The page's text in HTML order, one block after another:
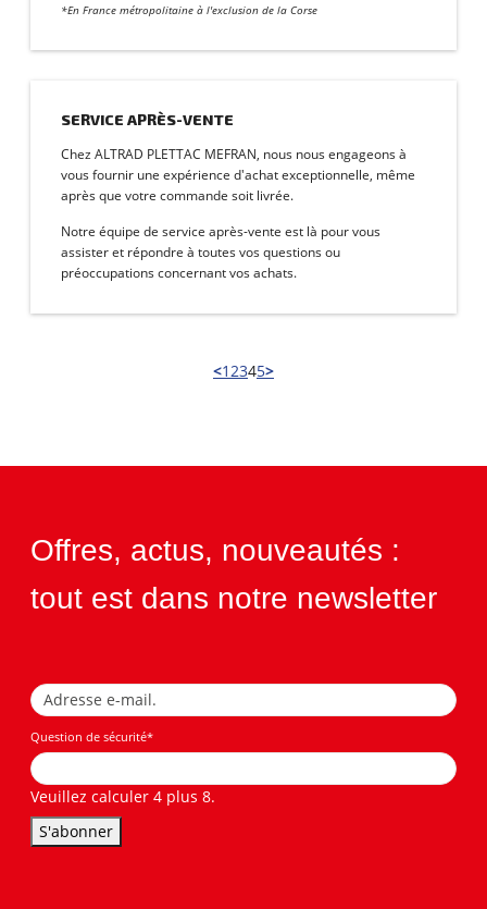
*En France métropolitaine à l'exclusion de la Corse
SERVICE APRÈS-VENTE
Chez ALTRAD PLETTAC MEFRAN, nous nous engageons à
vous fournir une expérience d'achat exceptionnelle, même
après que votre commande soit livrée.
Notre équipe de service après-vente est là pour vous
assister et répondre à toutes vos questions ou
préoccupations concernant vos achats.
<12345>
Offres, actus, nouveautés :
tout est dans notre newsletter
Question de sécurité*
Veuillez calculer 4 plus 8.
S'abonner